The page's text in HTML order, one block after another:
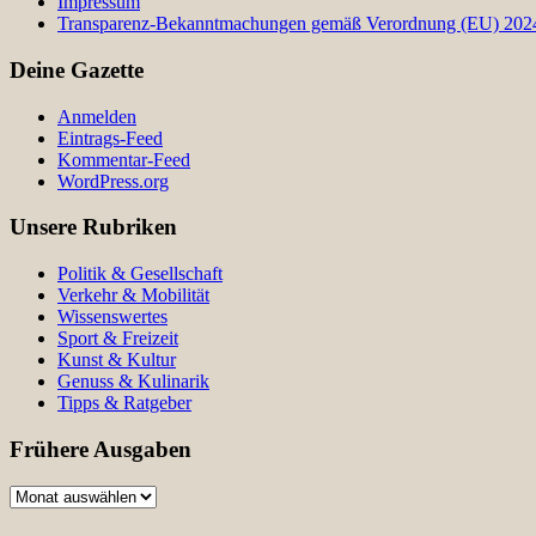
Transparenz-Bekanntmachungen gemäß Verordnung (EU)
Deine Gazette
Anmelden
Eintrags-Feed
Kommentar-Feed
WordPress.org
Unsere Rubriken
Politik & Gesellschaft
Verkehr & Mobilität
Wissenswertes
Sport & Freizeit
Kunst & Kultur
Genuss & Kulinarik
Tipps & Ratgeber
Frühere Ausgaben
Frühere